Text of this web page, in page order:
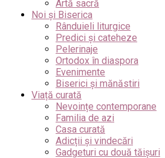
Artă sacră
Noi și Biserica
Rânduieli liturgice
Predici și cateheze
Pelerinaje
Ortodox în diaspora
Evenimente
Biserici și mănăstiri
Viață curată
Nevoințe contemporane
Familia de azi
Casa curată
Adicții și vindecări
Gadgeturi cu două tăișuri